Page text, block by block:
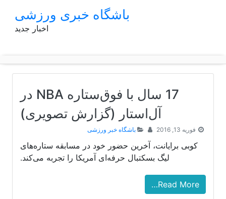
باشگاه خبری ورزشی
اخبار جدید
17 سال با فوق‌ستاره NBA در
آل‌استار (گزارش تصویری)
فوریه 13, 2016 باشگاه خبر ورزشی
کوبی برایانت، آخرین حضور خود در مسابقه ستاره‌های
لیگ بسکتبال حرفه‌ای آمریکا را تجربه می‌کند.
Read More…